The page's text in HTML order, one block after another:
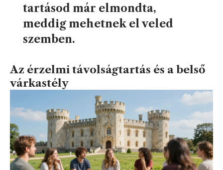
tartásod már elmondta,
meddig mehetnek el veled
szemben.
Az érzelmi távolságtartás és a belső
várkastély